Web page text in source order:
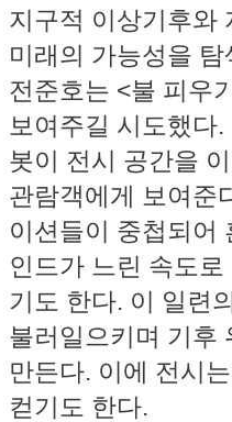
지구적 이상기후와
미래의 가능성을
전준호는 <불 피우
보여주길 시도했다
봇이 전시 공간을
관람객에게 보여준
이션들이 중첩되어
인드가 느린 속도
기도 한다. 이 일련
불러일으키며 기후
만든다. 이에 전시
컫기도 한다.